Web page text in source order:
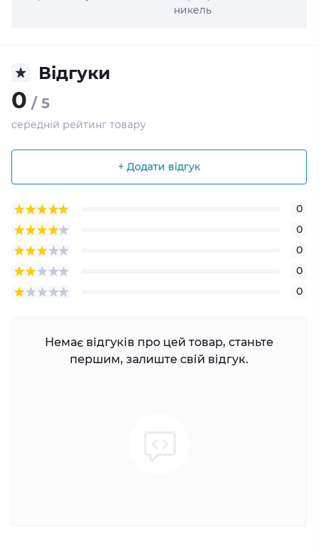
никель
Відгуки
0 / 5
середній рейтинг товару
+ Додати відгук
0
0
0
0
0
Немає відгуків про цей товар, станьте
першим, залиште свій відгук.